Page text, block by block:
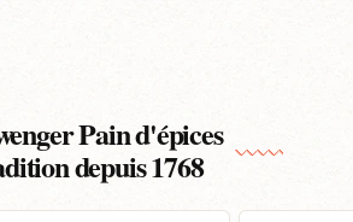
Pain d'épices
depuis 1768